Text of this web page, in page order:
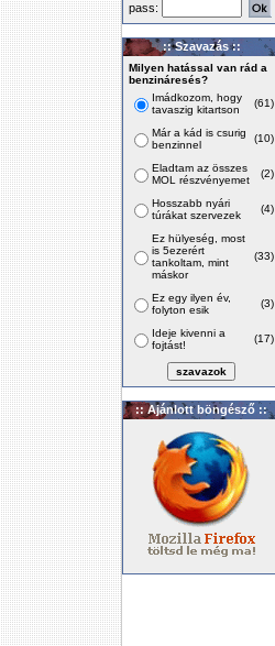
pass:
:: Szavazás ::
Milyen hatással van rád a
benzináresés?
Imádkozom, hogy
tavaszig kitartson
(61)
Már a kád is csurig
benzinnel
(10)
Eladtam az összes
MOL részvényemet
(2)
Hosszabb nyári
túrákat szervezek
(4)
Ez hülyeség, most
is 5ezerért
tankoltam, mint
máskor
(33)
Ez egy ilyen év,
folyton esik
(3)
Ideje kivenni a
fojtást!
(17)
:: Ajánlott böngésző ::